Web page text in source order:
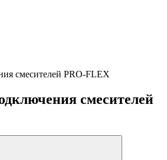
смесителей PRO-FLEX
смесителей